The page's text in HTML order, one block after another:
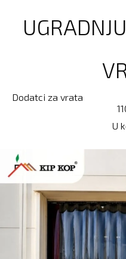
Dodatci za vrata
U